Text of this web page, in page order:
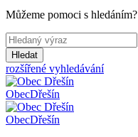
Můžeme pomoci s hledáním?
Hledat
rozšířené vyhledávání
ObecDřešín
ObecDřešín